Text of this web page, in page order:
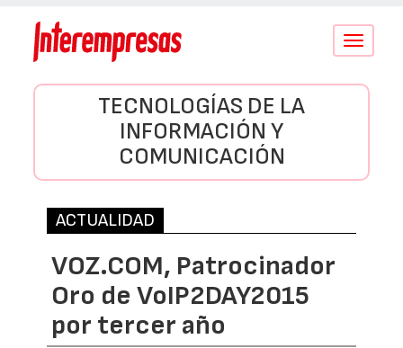
Conmutar
TECNOLOGÍAS DE LA
INFORMACIÓN Y
COMUNICACIÓN
ACTUALIDAD
VOZ.COM, Patrocinador
Oro de VoIP2DAY2015
por tercer año